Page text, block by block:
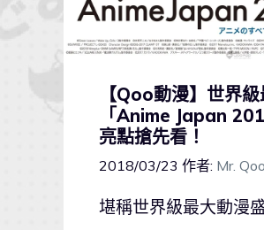
【Qoo動漫】世界
「Anime Japan
亮點搶先看！
2018/03/23 作者: Mr. Qoo
堪稱世界級最大動漫